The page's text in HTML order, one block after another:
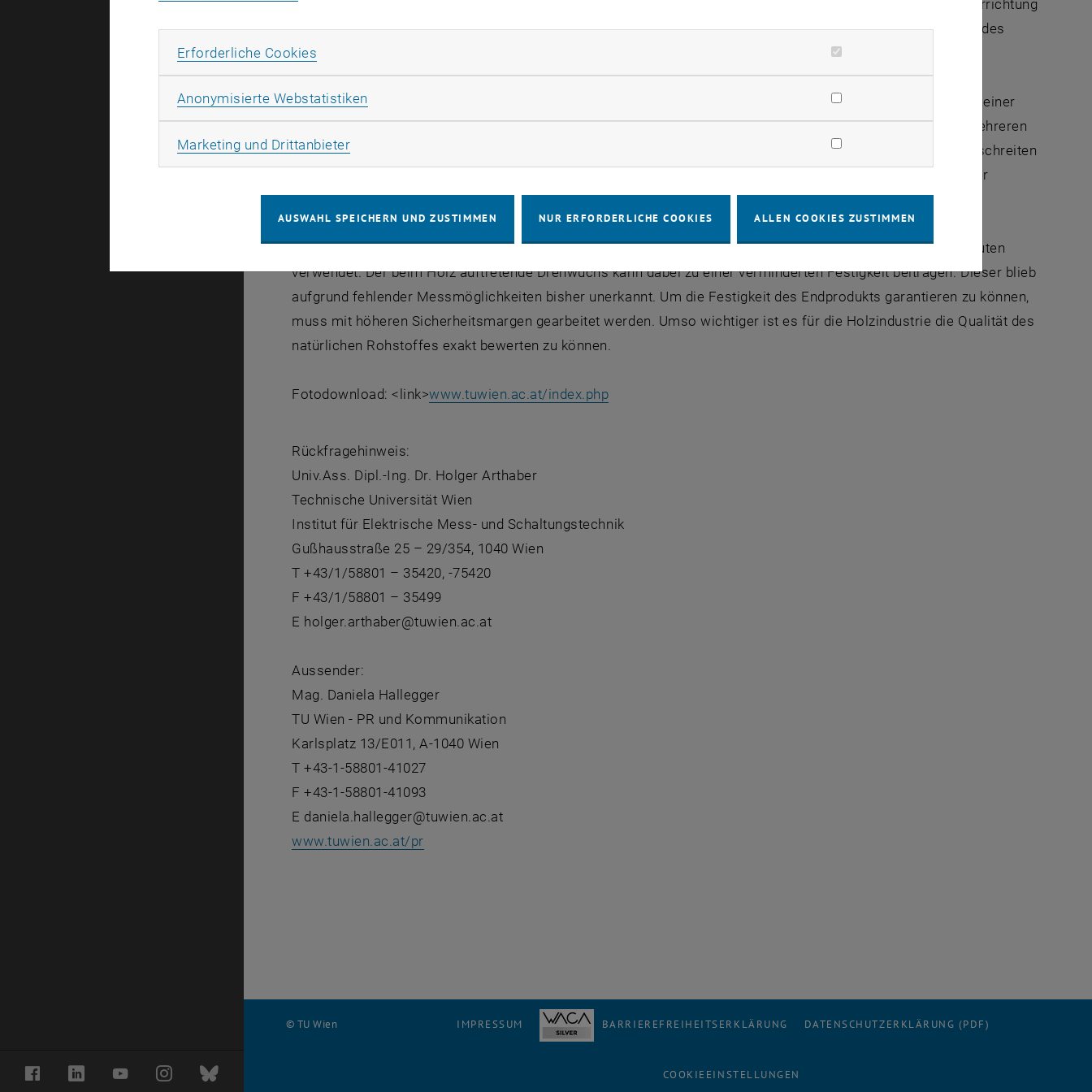
FacebookLinkedInYouTubeInstagramBluesky
wo die höchste und wo die geringste Dämpfung der Wellen entsteht und aus diesem Profil kann auf die Faserrichtung
des Holzes rückgerechnet werden. Ein Wunsch wäre mit Hilfe der Messungen auch den Feuchtigkeitsgehalt des
Holzes zu bestimmen.“
Die Vorfeldstudie, die derzeit noch unter Idealbedingungen arbeitet, möchten die Forscher zur Unterstützung einer
prozessintegrierten Online-Qualitätskontrolle ausweiten. „Ziel ist es, Messwerte der Faserabweichung an mehreren
Positionen der Bretter zu ziehen. Der Computer entwirft ein Bild des Faserverlaufs über die Holzprobe. Überschreiten
die Messungen bestimmte Grenzwerte, soll das Brett automatisch aussortiert werden. Die Anwendung dieser
Klassifizierung wäre vor allem für die Brettschichtholzproduktion von Bedeutung.
Ein Großteil des Holzes wird heute als Leimholz für Wand- und Dachkonstruktionen von modernen Hallenbauten
verwendet. Der beim Holz auftretende Drehwuchs kann dabei zu einer verminderten Festigkeit beitragen. Dieser blieb
aufgrund fehlender Messmöglichkeiten bisher unerkannt. Um die Festigkeit des Endprodukts garantieren zu können,
muss mit höheren Sicherheitsmargen gearbeitet werden. Umso wichtiger ist es für die Holzindustrie die Qualität des
natürlichen Rohstoffes exakt bewerten zu können.
Fotodownload: <link>www.tuwien.ac.at/index.php
Rückfragehinweis:
Univ.Ass. Dipl.-Ing. Dr. Holger Arthaber
Technische Universität Wien
Institut für Elektrische Mess- und Schaltungstechnik
Gußhausstraße 25 – 29/354, 1040 Wien
T +43/1/58801 – 35420, -75420
F +43/1/58801 – 35499
E holger.arthaber@tuwien.ac.at
Aussender:
Mag. Daniela Hallegger
TU Wien - PR und Kommunikation
Karlsplatz 13/E011, A-1040 Wien
T +43-1-58801-41027
F +43-1-58801-41093
E daniela.hallegger@tuwien.ac.at
www.tuwien.ac.at/pr
© TU Wien IMPRESSUM BARRIEREFREIHEITSERKLÄRUNG DATENSCHUTZERKLÄRUNG (PDF)
COOKIEEINSTELLUNGEN
Erforderliche Cookies
Anonymisierte Webstatistiken
Marketing und DrittanbieterMarketing Cookies zulassen
AUSWAHL SPEICHERN UND ZUSTIMMEN NUR ERFORDERLICHE COOKIES ALLEN COOKIES ZUSTIMMEN